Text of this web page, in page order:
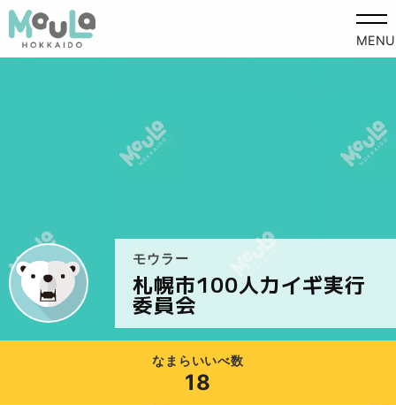
MENU
モウラー
札幌市100人カイギ実行
委員会
なまらいいべ数
18